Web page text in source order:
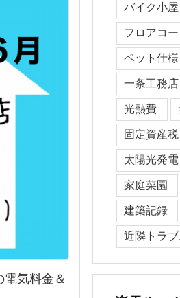
気料金＆
バイク小屋
フロアコ
ペット仕様
一条工務店
光熱費
固定資産税
太陽光発電
家庭菜園
建築記録
近隣トラ